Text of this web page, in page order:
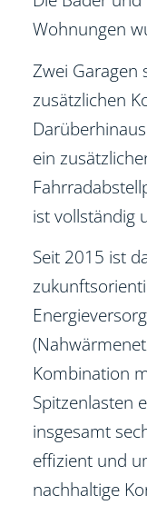
Wohnungen
Zwei Garagen
zusätzlichen
ein
ist vollständig
Seit 2015 ist
Kombination
Spitzenlasten
insgesamt
effizient und
nachhaltige